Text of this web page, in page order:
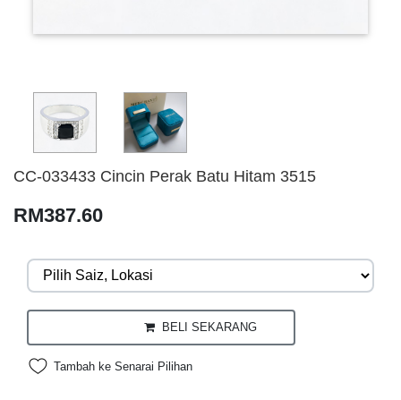
CC-033433 Cincin Perak Batu Hitam 3515
RM387.60
BELI SEKARANG
Tambah ke Senarai Pilihan